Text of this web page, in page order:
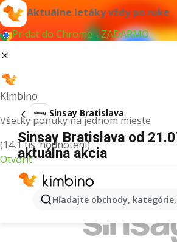
Aktuálne letáky vždy po ruke
Pridať do Chrome - ZADARMO
Kimbino
Všetky ponuky na jednom mieste
(14,1 tis. hodnotení)
Otvoriť
Hľadajte obchody,
Sinsay Bratislava
Sinsay Bratislava od
aktuálna akcia